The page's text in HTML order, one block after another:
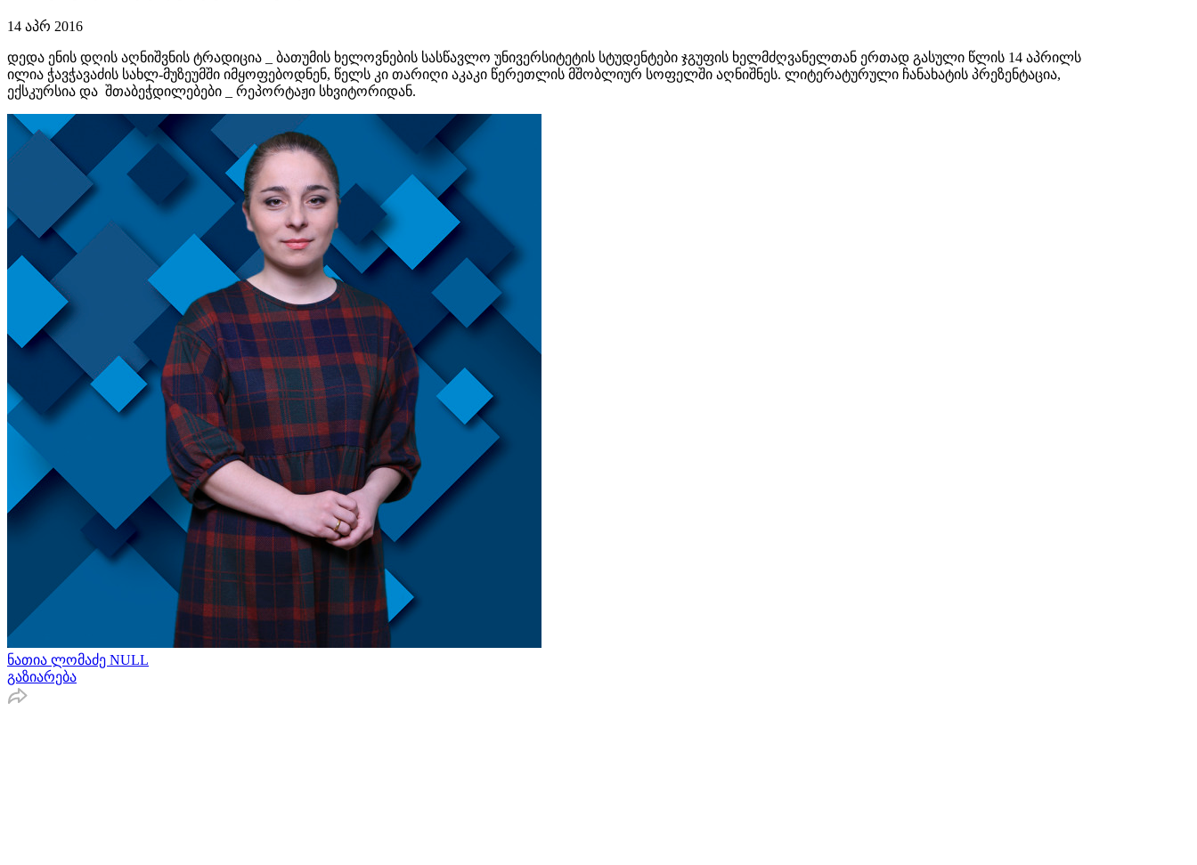
14 აპრ 2016
დედა ენის დღის აღნიშვნის ტრადიცია _ ბათუმის ხელოვნების სასწავლო უნივერსიტეტის სტუდენტები ჯგუფის ხელმძღვანელთან ერთად გასული წლის 14 აპრილს
ილია ჭავჭავაძის სახლ-მუზეუმში იმყოფებოდნენ, წელს კი თარიღი აკაკი წერეთლის მშობლიურ სოფელში აღნიშნეს. ლიტერატურული ჩანახატის პრეზენტაცია,
ექსკურსია და შთაბეჭდილებები _ რეპორტაჟი სხვიტორიდან.
ნათია ლომაძე NULL
გაზიარება